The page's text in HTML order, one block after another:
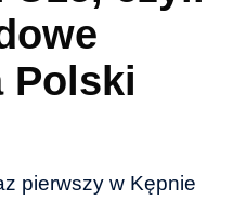
Polski
pierwszy w Kępnie